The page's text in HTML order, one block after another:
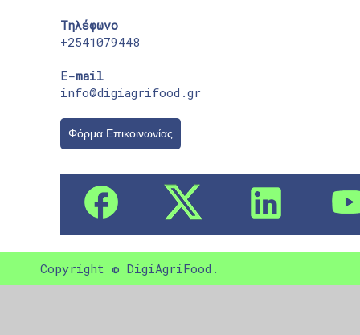
Τηλέφωνο
+2541079448
E-mail
info@digiagrifood.gr
Φόρμα Επικοινωνίας
Copyright © DigiAgriFood.